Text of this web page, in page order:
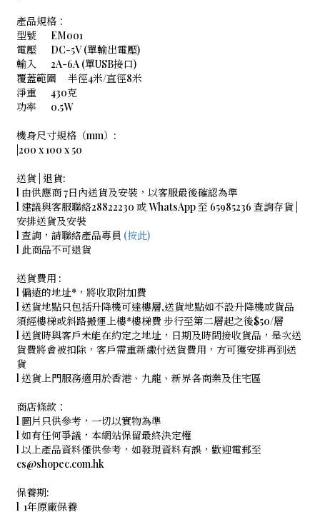
產品規格：
型號
EM001
電壓
DC-5V (單輸出電壓)
輸入
2A-6A (單USB接口)
覆蓋範圍
半徑4米/直徑8米
淨重
430克
功率
0.5W
機身尺寸規格（mm）:
|200 x 100 x 50
送貨 | 退貨:
l 由供應商 7日內送貨及安裝，以客服最後確認為準
l 建議與客服聯絡28822230 或 WhatsApp 至 65985236 查詢存貨 |
安排送貨及安裝
l 查詢，請聯絡產品專員 (按此)
l 此商品不可退貨
送貨費用 :
l 偏遠的地址*，將收取附加費
l 送貨地點只包括升降機可達樓層,送貨地點如不設升降機或貨品
須經樓梯或斜路搬運上樓*樓梯費 步行至第二層起之後$50/層
l 送貨時與客戶未能在約定之地址，日期及時間接收貨品，是次送
貨費將會被扣除，客戶需重新繳付送貨費用，方可獲安排再到送
貨
l 送貨上門服務適用於香港、九龍、新界各商業及住宅區
商店條款：
l 圖片只供參考，一切以實物為準
l 如有任何爭議，本網站保留最終決定權
l 以上產品資料僅供參考，如發現資料有誤，歡迎電郵至
cs@shopec.com.hk
保養期:
l 1年原廠保養